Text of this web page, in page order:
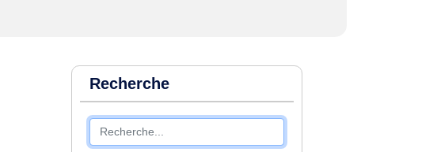
Recherche